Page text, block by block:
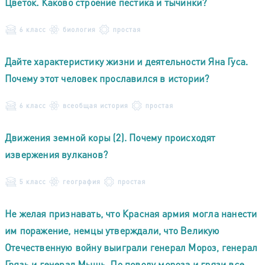
6 класс биология простая
Дайте характеристику жизни и деятельности Яна Гуса.
Почему этот человек прославился в истории?
6 класс всеобщая история простая
Движения земной коры (2). Почему происходят
извержения вулканов?
5 класс география простая
Не желая признавать, что Красная армия могла нанести
им поражение, немцы утверждали, что Великую
Отечественную войну выиграли генерал Мороз, генерал